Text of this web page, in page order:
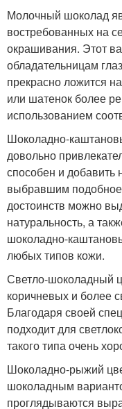
Молочный шоколад
востребованных на
окрашивания. Этот
обладательницам
прекрасно ложится
или шатенок более
использованием
Шоколадно-
довольно
способен и добавить
выбравшим
достоинств можно
натуральность, а
шоколадно-
любых типов кожи.
Светло-шоколадный
коричневых и более
Благодаря своей
подходит для
такого типа очень
Шоколадно-рыжий
шоколадным
проглядываются